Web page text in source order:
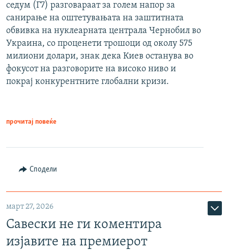
седум (Г7) разговараат за голем напор за
санирање на оштетувањата на заштитната
обвивка на нуклеарната централа Чернобил во
Украина, со проценети трошоци од околу 575
милиони долари, знак дека Киев останува во
фокусот на разговорите на високо ниво и
покрај конкурентните глобални кризи.
прочитај повеќе
Сподели
март 27, 2026
Савески не ги коментира
изјавите на премиерот